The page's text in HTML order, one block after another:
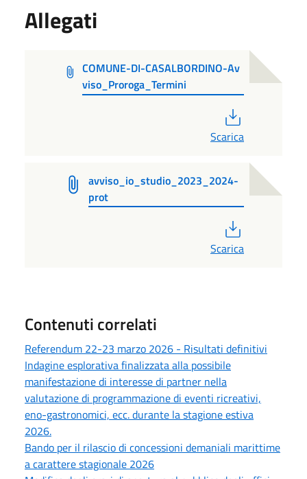
Allegati
COMUNE-DI-CASALBORDINO-Av
viso_Proroga_Termini
Scarica
avviso_io_studio_2023_2024-
prot
Scarica
Contenuti correlati
Referendum 22-23 marzo 2026 - Risultati definitivi
Indagine esplorativa finalizzata alla possibile
manifestazione di interesse di partner nella
valutazione di programmazione di eventi ricreativi,
eno-gastronomici, ecc. durante la stagione estiva
2026.
Bando per il rilascio di concessioni demaniali marittime
a carattere stagionale 2026